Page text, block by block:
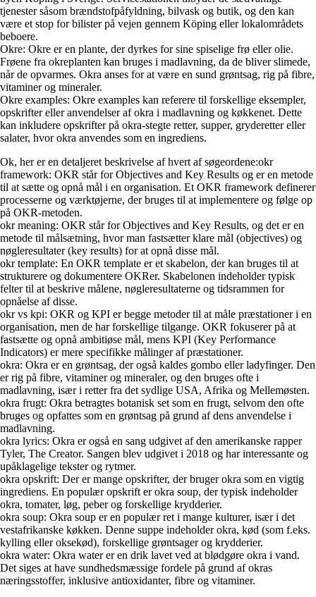
tjenester såsom brændstofpåfyldning, bilvask og butik, og den kan
være et stop for bilister på vejen gennem Köping eller lokalområdets
beboere.
Okre: Okre er en plante, der dyrkes for sine spiselige frø eller olie.
Frøene fra okreplanten kan bruges i madlavning, da de bliver slimede,
når de opvarmes. Okra anses for at være en sund grøntsag, rig på fibre,
vitaminer og mineraler.
Okre examples: Okre examples kan referere til forskellige eksempler,
opskrifter eller anvendelser af okra i madlavning og køkkenet. Dette
kan inkludere opskrifter på okra-stegte retter, supper, gryderetter eller
salater, hvor okra anvendes som en ingrediens.
Ok, her er en detaljeret beskrivelse af hvert af søgeordene:okr
framework: OKR står for Objectives and Key Results og er en metode
til at sætte og opnå mål i en organisation. Et OKR framework definerer
processerne og værktøjerne, der bruges til at implementere og følge op
på OKR-metoden.
okr meaning: OKR står for Objectives and Key Results, og det er en
metode til målsætning, hvor man fastsætter klare mål (objectives) og
nøgleresultater (key results) for at opnå disse mål.
okr template: En OKR template er et skabelon, der kan bruges til at
strukturere og dokumentere OKRer. Skabelonen indeholder typisk
felter til at beskrive målene, nøgleresultaterne og tidsrammen for
opnåelse af disse.
okr vs kpi: OKR og KPI er begge metoder til at måle præstationer i en
organisation, men de har forskellige tilgange. OKR fokuserer på at
fastsætte og opnå ambitiøse mål, mens KPI (Key Performance
Indicators) er mere specifikke målinger af præstationer.
okra: Okra er en grøntsag, der også kaldes gombo eller ladyfinger. Den
er rig på fibre, vitaminer og mineraler, og den bruges ofte i
madlavning, især i retter fra det sydlige USA, Afrika og Mellemøsten.
okra frugt: Okra betragtes botanisk set som en frugt, selvom den ofte
bruges og opfattes som en grøntsag på grund af dens anvendelse i
madlavning.
okra lyrics: Okra er også en sang udgivet af den amerikanske rapper
Tyler, The Creator. Sangen blev udgivet i 2018 og har interessante og
upåklagelige tekster og rytmer.
okra opskrift: Der er mange opskrifter, der bruger okra som en vigtig
ingrediens. En populær opskrift er okra soup, der typisk indeholder
okra, tomater, løg, peber og forskellige krydderier.
okra soup: Okra soup er en populær ret i mange kulturer, især i det
vestafrikanske køkken. Denne suppe indeholder okra, kød (som f.eks.
kylling eller oksekød), forskellige grøntsager og krydderier.
okra water: Okra water er en drik lavet ved at blødgøre okra i vand.
Det siges at have sundhedsmæssige fordele på grund af okras
næringsstoffer, inklusive antioxidanter, fibre og vitaminer.